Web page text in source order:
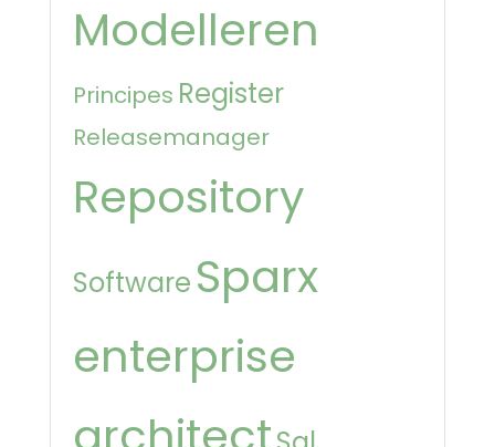
Modelleren
Principes Register
Releasemanager
Repository
Software Sparx
enterprise